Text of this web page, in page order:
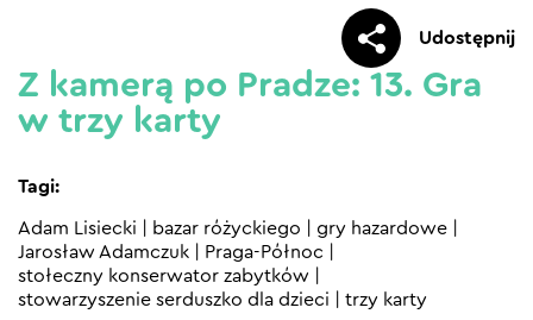
Udostępnij
Z kamerą po Pradze: 13. Gra
w trzy karty
Tagi:
Adam Lisiecki bazar różyckiego gry hazardowe
Jarosław Adamczuk
Praga-Północ
stołeczny konserwator zabytków
stowarzyszenie serduszko dla dzieci
trzy karty